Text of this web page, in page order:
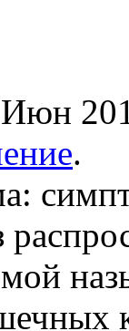
Июн
.